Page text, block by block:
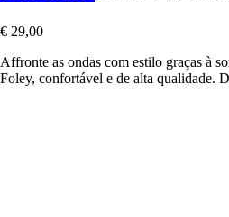
€ 29,00
Affronte as ondas com estilo graças à
Foley, confortável e de alta qualidade.